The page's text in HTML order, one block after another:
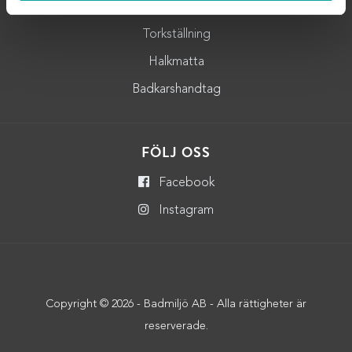
Torkställning
Halkmatta
Badkarshandtag
FÖLJ OSS
Facebook
Instagram
Copyright © 2026 - Badmiljö AB - Alla rättigheter är
reserverade.